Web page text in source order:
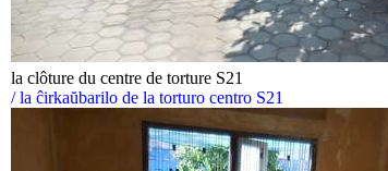
la clôture du centre de torture S21
/ la ĉirkaŭbarilo de la torturo centro S21